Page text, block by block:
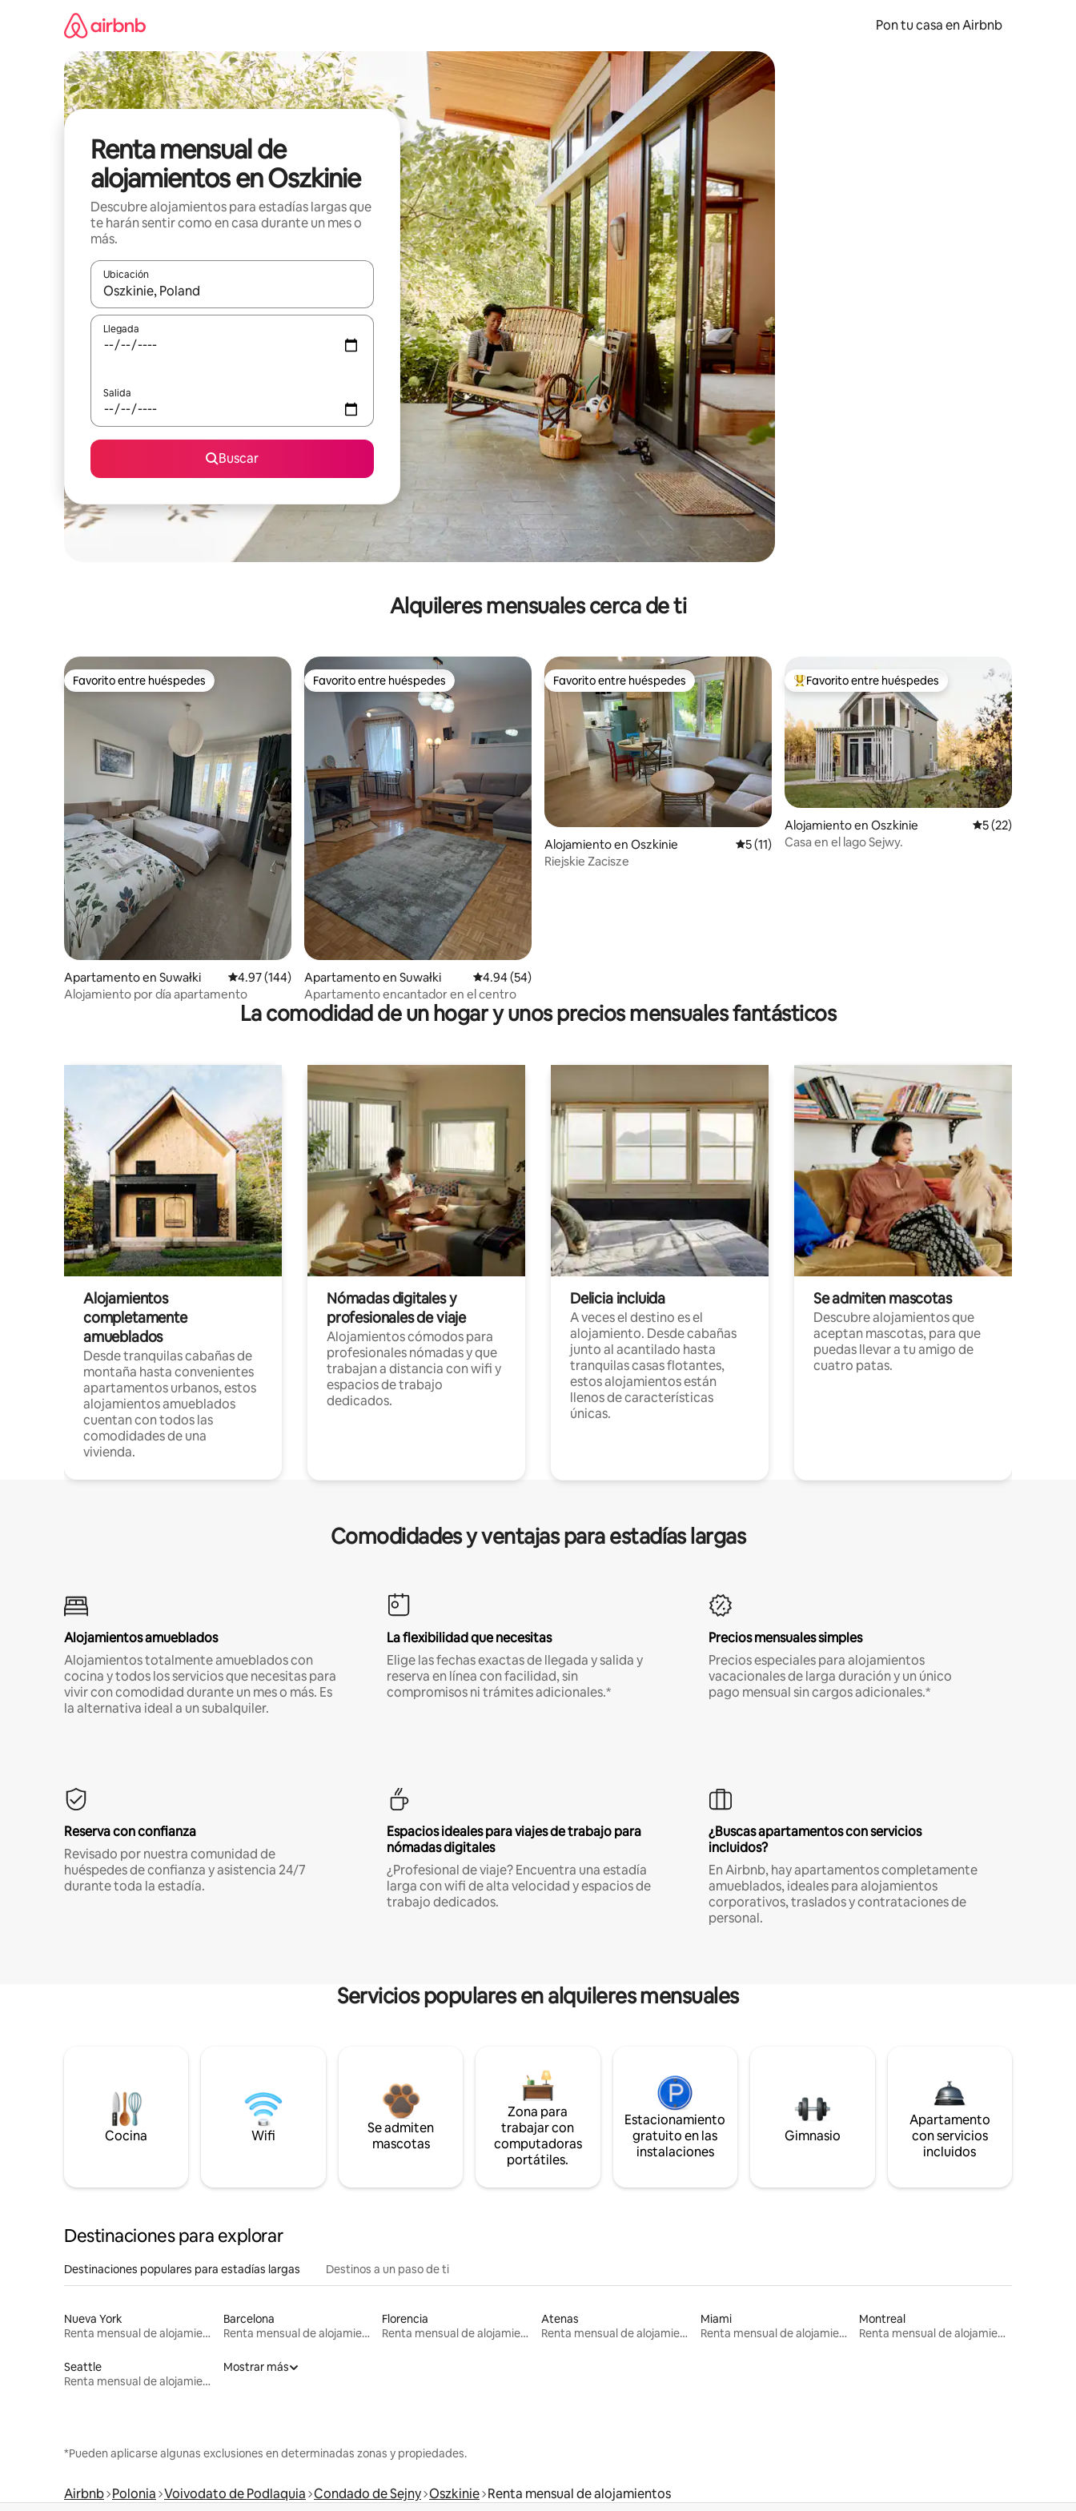
Pon tu casa en Airbnb
Renta mensual de
alojamientos en Oszkinie
Descubre alojamientos para estadías largas que
te harán sentir como en casa durante un mes o
más.
Ubicación
Cuando los resultados estén disponibles, navega con las teclas de flecha hacia arriba y hacia abajo o explora con el tacto o desliza el dedo.
Llegada
Salida
Buscar
Alquileres mensuales cerca de ti
Favorito entre huéspedes
Favorito entre huéspedes
Apartamento en Suwałki Calificación promedio: 4.97 de 5, 144 reseñas
4.97 (144)
Alojamiento por día apartamento
Favorito entre huéspedes
Favorito entre huéspedes
Apartamento en Suwałki Calificación promedio: 4.94 de 5, 54 reseñas
4.94 (54)
Apartamento encantador en el centro
Favorito entre huéspedes
Favorito entre huéspedes
Alojamiento en Oszkinie Calificación promedio: 5 de 5, 11 reseñas
5 (11)
Riejskie Zacisze
Favorito entre huéspedes preferido
Favorito entre huéspedes
Alojamiento en Oszkinie Calificación
5 (22)
Casa en el lago Sejwy.
La comodidad de un hogar y unos precios mensuales fantásticos
Alojamientos
completamente
amueblados
Desde tranquilas cabañas de
montaña hasta convenientes
apartamentos urbanos, estos
alojamientos amueblados
cuentan con todos las
comodidades de una
vivienda.
Nómadas digitales y
profesionales de viaje
Alojamientos cómodos para
profesionales nómadas y que
trabajan a distancia con wifi y
espacios de trabajo
dedicados.
Delicia incluida
A veces el destino es el
alojamiento. Desde cabañas
junto al acantilado hasta
tranquilas casas flotantes,
estos alojamientos están
llenos de características
únicas.
Se admiten mascotas
Descubre alojamientos que
aceptan mascotas, para que
puedas llevar a tu amigo de
cuatro patas.
Comodidades y ventajas para estadías largas
Alojamientos amueblados
Alojamientos totalmente amueblados con
cocina y todos los servicios que necesitas para
vivir con comodidad durante un mes o más. Es
la alternativa ideal a un subalquiler.
La flexibilidad que necesitas
Elige las fechas exactas de llegada y salida y
reserva en línea con facilidad, sin
compromisos ni trámites adicionales.*
Precios mensuales simples
Precios especiales para alojamientos
vacacionales de larga duración y un único
pago mensual sin cargos adicionales.*
Reserva con confianza
Revisado por nuestra comunidad de
huéspedes de confianza y asistencia 24/7
durante toda la estadía.
Espacios ideales para viajes de trabajo para
nómadas digitales
¿Profesional de viaje? Encuentra una estadía
larga con wifi de alta velocidad y espacios de
trabajo dedicados.
¿Buscas apartamentos con servicios
incluidos?
En Airbnb, hay apartamentos completamente
amueblados, ideales para alojamientos
corporativos, traslados y contrataciones de
personal.
Servicios populares en alquileres mensuales
Cocina Wifi
Se admiten
mascotas
Zona para
trabajar con
computadoras
portátiles.
Estacionamiento
gratuito en las
instalaciones
Gimnasio
Apartamento
con servicios
incluidos
Destinaciones para explorar
Destinaciones populares para estadías largas Destinos a un paso de ti
Nueva York
Renta mensual de alojamientos
Barcelona
Renta mensual de alojamientos
Florencia
Renta mensual de alojamientos
Atenas
Renta mensual de alojamientos
Miami
Renta mensual de alojamientos
Montreal
Renta mensual de alojamientos
Seattle
Renta mensual de alojamientos
Mostrar más
*Pueden aplicarse algunas exclusiones en determinadas zonas y propiedades.
Airbnb Polonia Voivodato de Podlaquia Condado de Sejny Oszkinie Renta mensual de alojamientos